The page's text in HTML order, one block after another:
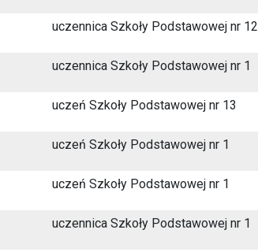
uczennica Szkoły Podstawowej nr 12
uczennica Szkoły Podstawowej nr 1
uczeń Szkoły Podstawowej nr 13
uczeń Szkoły Podstawowej nr 1
uczeń Szkoły Podstawowej nr 1
uczennica Szkoły Podstawowej nr 1